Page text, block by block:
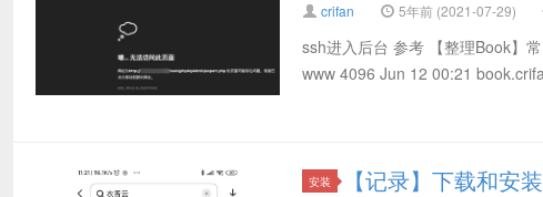
crifan 5年前 (2021-07-29)
ssh进入后台 参考 【整理Book】
www 4096 Jun 12 00:21
安装 【记录】下载和安